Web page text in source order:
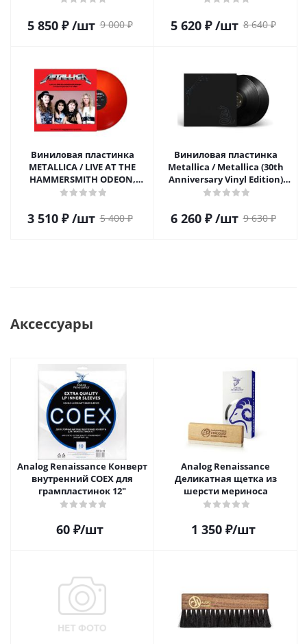
5 850₽ /шт 9 000₽ 5 620₽ /шт 8 640₽
Виниловая пластинка
METALLICA / LIVE AT THE
HAMMERSMITH ODEON,
LONDON 1986 (RED VINYL)
3 510₽ /шт 5 400₽
Виниловая пластинка
Metallica / Metallica (30th
Anniversary Vinyl Edition)
(2LP)
6 260₽ /шт 9 630₽
Аксессуары
Analog Renaissance Конверт
внутренний COEX для
грампластинок 12"
60 ₽/шт
Analog Renaissance
Деликатная щетка из
шерсти мериноса
1 350₽/шт